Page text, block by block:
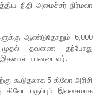
நிதி அமைச்சர் நிர்மலா
ஆண்டுதோறும் 6,000
முதல் தவணை தற்போது
இதனால் பயனடைவர்.
கூடுதலாக 5 கிலோ அரிசி
பருப்பும் இலவசமாக